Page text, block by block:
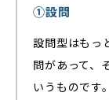
①設問
設問型はもっ
問があって、
いうものです